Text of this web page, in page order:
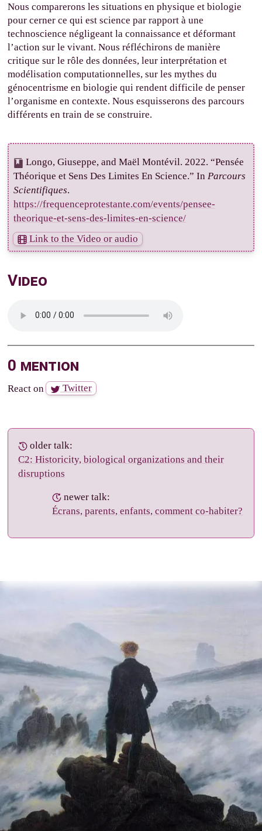
Nous comparerons les situations en physique et biologie
pour cerner ce qui est science par rapport à une
technoscience négligeant la connaissance et déformant
l’action sur le vivant. Nous réfléchirons de manière
critique sur le rôle des données, leur interprétation et
modélisation computationnelles, sur les mythes du
génocentrisme en biologie qui rendent difficile de penser
l’organisme en contexte. Nous esquisserons des parcours
différents en train de se construire.
Longo, Giuseppe, and Maël Montévil. 2022. “Pensée
Théorique et Sens Des Limites En Science.” InParcours
Scientifiques.
https://frequenceprotestante.com/events/pensee-
theorique-et-sens-des-limites-en-science/
Link to the Video or audio
Video
0 mention
React on Twitter
older talk:
C2: Historicity, biological organizations and their
disruptions
newer talk:
Écrans, parents, enfants, comment co-habiter?